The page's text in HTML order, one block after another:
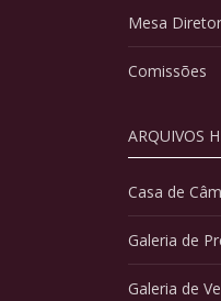
Mesa
Comissões
ARQUIVOS
Casa de
Galeria de
Galeria de